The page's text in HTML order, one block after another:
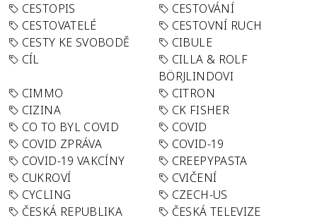
CESTOPIS
CESTOVÁNÍ
CESTOVATELÉ
CESTOVNÍ RUCH
CESTY KE SVOBODĚ
CIBULE
CÍL
CILLA & ROLF
BÖRJLINDOVI
CIMMO
CITRON
CIZINA
CK FISHER
CO TO BYL COVID
COVID
COVID ZPRÁVA
COVID-19
COVID-19 VAKCÍNY
CREEPYPASTA
CUKROVÍ
CVIČENÍ
CYCLING
CZECH-US
ČESKÁ REPUBLIKA
ČESKÁ TELEVIZE